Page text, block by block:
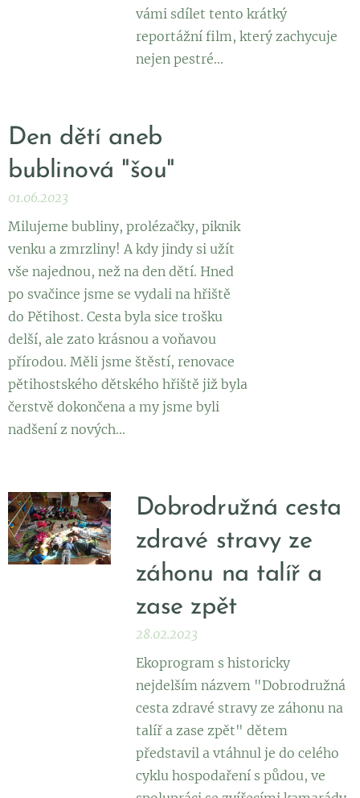
vámi sdílet tento krátký
reportážní film, který zachycuje
nejen pestré...
Den dětí aneb
bublinová "šou"
01.06.2023
Milujeme bubliny, prolézačky, piknik
venku a zmrzliny! A kdy jindy si užít
vše najednou, než na den dětí. Hned
po svačince jsme se vydali na hřiště
do Pětihost. Cesta byla sice trošku
delší, ale zato krásnou a voňavou
přírodou. Měli jsme štěstí, renovace
pětihostského dětského hřiště již byla
čerstvě dokončena a my jsme byli
nadšení z nových...
Dobrodružná cesta
zdravé stravy ze
záhonu na talíř a
zase zpět
28.02.2023
Ekoprogram s historicky
nejdelším názvem "Dobrodružná
cesta zdravé stravy ze záhonu na
talíř a zase zpět" dětem
představil a vtáhnul je do celého
cyklu hospodaření s půdou, ve